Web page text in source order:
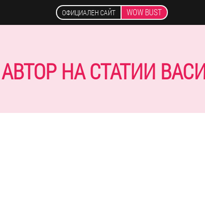
ОФИЦИАЛЕН САЙТ WOW BUST
АВТОР НА СТАТИИ